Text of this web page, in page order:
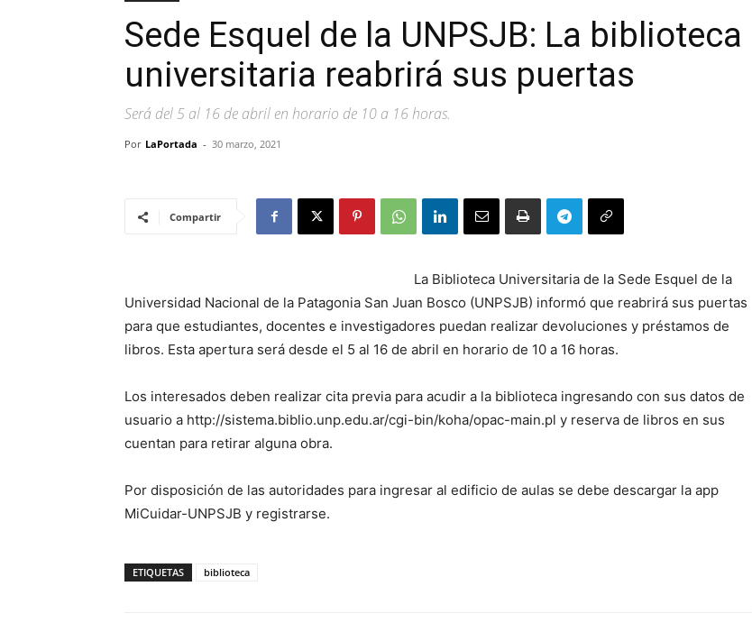
Sede Esquel de la UNPSJB: La biblioteca
universitaria reabrirá sus puertas
Será del 5 al 16 de abril en horario de 10 a 16 horas.
Por LaPortada - 30 marzo, 2021
Compartir
La Biblioteca Universitaria de la Sede Esquel de la
Universidad Nacional de la Patagonia San Juan Bosco (UNPSJB) informó que reabrirá sus puertas
para que estudiantes, docentes e investigadores puedan realizar devoluciones y préstamos de
libros. Esta apertura será desde el 5 al 16 de abril en horario de 10 a 16 horas.
Los interesados deben realizar cita previa para acudir a la biblioteca ingresando con sus datos de
usuario a http://sistema.biblio.unp.edu.ar/cgi-bin/koha/opac-main.pl y reserva de libros en sus
cuentan para retirar alguna obra.
Por disposición de las autoridades para ingresar al edificio de aulas se debe descargar la app
MiCuidar-UNPSJB y registrarse.
ETIQUETAS biblioteca